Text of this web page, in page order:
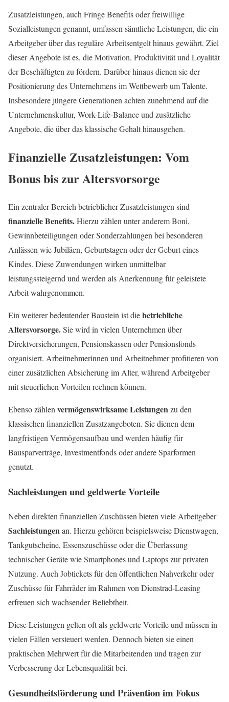
Zusatzleistungen, auch Fringe Benefits oder freiwillige
Sozialleistungen genannt, umfassen sämtliche Leistungen, die ein
Arbeitgeber über das reguläre Arbeitsentgelt hinaus gewährt. Ziel
dieser Angebote ist es, die Motivation, Produktivität und Loyalität
der Beschäftigten zu fördern. Darüber hinaus dienen sie der
Positionierung des Unternehmens im Wettbewerb um Talente.
Insbesondere jüngere Generationen achten zunehmend auf die
Unternehmenskultur, Work-Life-Balance und zusätzliche
Angebote, die über das klassische Gehalt hinausgehen.
Finanzielle Zusatzleistungen: Vom
Bonus bis zur Altersvorsorge
Ein zentraler Bereich betrieblicher Zusatzleistungen sind
finanzielle Benefits.Hierzu zählen unter anderem Boni,
Gewinnbeteiligungen oder Sonderzahlungen bei besonderen
Anlässen wie Jubiläen, Geburtstagen oder der Geburt eines
Kindes. Diese Zuwendungen wirken unmittelbar
leistungssteigernd und werden als Anerkennung für geleistete
Arbeit wahrgenommen.
Ein weiterer bedeutender Baustein ist diebetriebliche
Altersvorsorge.Sie wird in vielen Unternehmen über
Direktversicherungen, Pensionskassen oder Pensionsfonds
organisiert. Arbeitnehmerinnen und Arbeitnehmer profitieren von
einer zusätzlichen Absicherung im Alter, während Arbeitgeber
mit steuerlichen Vorteilen rechnen können.
Ebenso zählen vermögenswirksame Leistungenzu den
klassischen finanziellen Zusatzangeboten. Sie dienen dem
langfristigen Vermögensaufbau und werden häufig für
Bausparverträge, Investmentfonds oder andere Sparformen
genutzt.
Sachleistungen und geldwerte Vorteile
Neben direkten finanziellen Zuschüssen bieten viele Arbeitgeber
Sachleistungenan. Hierzu gehören beispielsweise Dienstwagen,
Tankgutscheine, Essenszuschüsse oder die Überlassung
technischer Geräte wie Smartphones und Laptops zur privaten
Nutzung. Auch Jobtickets für den öffentlichen Nahverkehr oder
Zuschüsse für Fahrräder im Rahmen von Dienstrad-Leasing
erfreuen sich wachsender Beliebtheit.
Diese Leistungen gelten oft als geldwerte Vorteile und müssen in
vielen Fällen versteuert werden. Dennoch bieten sie einen
praktischen Mehrwert für die Mitarbeitenden und tragen zur
Verbesserung der Lebensqualität bei.
Gesundheitsförderung und Prävention im Fokus